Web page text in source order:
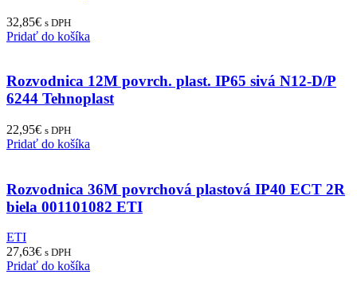
32,85€ s DPH
Pridať do košíka
Rozvodnica 12M povrch. plast. IP65 sivá N12-D/P
6244 Tehnoplast
22,95€ s DPH
Pridať do košíka
Rozvodnica 36M povrchová plastová IP40 ECT 2R
biela 001101082 ETI
ETI
27,63€ s DPH
Pridať do košíka